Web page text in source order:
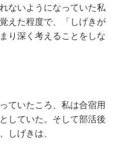
ないようになっていた私
えた程度で、「しげきが
り深く考えることをしな
ていたころ、私は合宿用
していた。そして部活後
しげきは、